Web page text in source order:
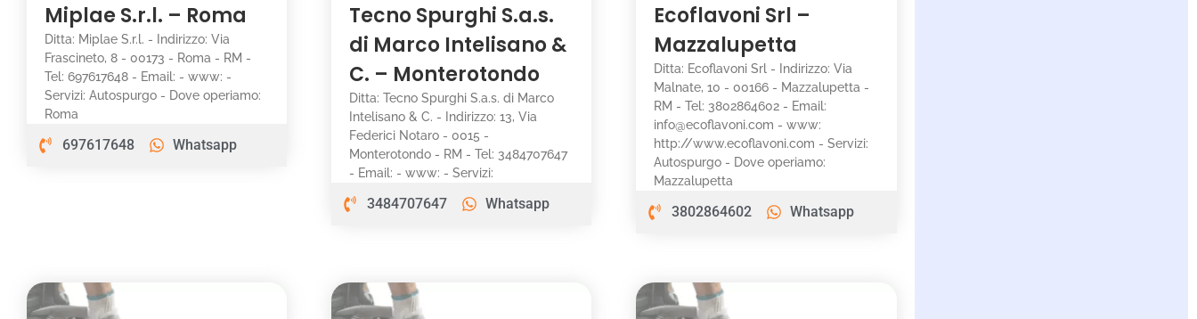
Miplae S.r.l. – Roma
Ditta: Miplae S.r.l. - Indirizzo: Via
Frascineto, 8 - 00173 - Roma - RM -
Tel: 697617648 - Email: - www: -
Servizi: Autospurgo - Dove operiamo:
Roma
697617648 Whatsapp
Tecno Spurghi S.a.s.
di Marco Intelisano &
C. – Monterotondo
Ditta: Tecno Spurghi S.a.s. di Marco
Intelisano & C. - Indirizzo: 13, Via
Federici Notaro - 0015 -
Monterotondo - RM - Tel: 3484707647
- Email: - www: - Servizi:
3484707647 Whatsapp
Ecoflavoni Srl –
Mazzalupetta
Ditta: Ecoflavoni Srl - Indirizzo: Via
Malnate, 10 - 00166 - Mazzalupetta -
RM - Tel: 3802864602 - Email:
info@ecoflavoni.com - www:
http://www.ecoflavoni.com - Servizi:
Autospurgo - Dove operiamo:
Mazzalupetta
3802864602 Whatsapp